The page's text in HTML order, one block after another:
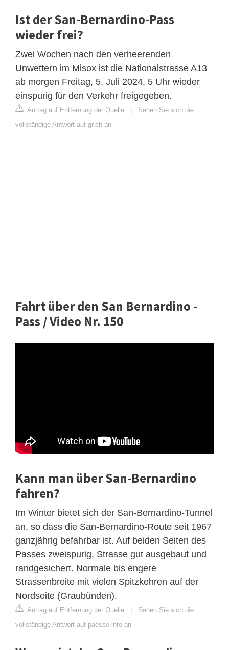
Ist der San-Bernardino-Pass
wieder frei?
Zwei Wochen nach den verheerenden
Unwettern im Misox ist die Nationalstrasse A13
ab morgen Freitag, 5. Juli 2024, 5 Uhr wieder
einspurig für den Verkehr freigegeben.
Antrag auf Entfernung der Quelle
Sehen Sie sich die
vollständige Antwort auf gr.ch an
Fahrt über den San Bernardino -
Pass / Video Nr. 150
Kann man über San-Bernardino
fahren?
Im Winter bietet sich der San-Bernardino-Tunnel
an, so dass die San-Bernardino-Route seit 1967
ganzjährig befahrbar ist. Auf beiden Seiten des
Passes zweispurig. Strasse gut ausgebaut und
randgesichert. Normale bis engere
Strassenbreite mit vielen Spitzkehren auf der
Nordseite (Graubünden).
Antrag auf Entfernung der Quelle | Sehen Sie sich die
vollständige Antwort auf paesse.info an